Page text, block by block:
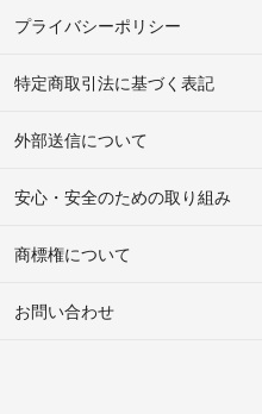
プライバシーポリシー
特定商取引法に基づく表記
外部送信について
安心・安全のための取り組み
商標権について
お問い合わせ